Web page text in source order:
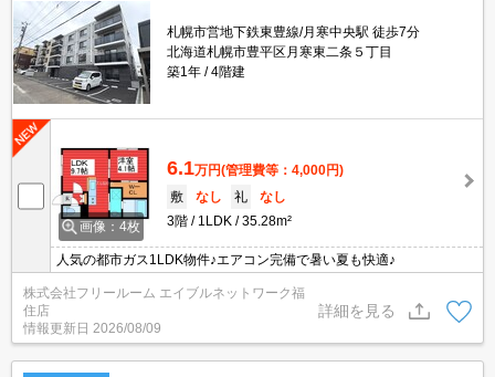
札幌市営地下鉄東豊線/月寒中央駅 徒歩7分
北海道札幌市豊平区月寒東二条５丁目
築1年
4階建
画像：4枚
6.1万円(管理費等：4,000円)
敷
なし 礼
なし
3階
1LDK 35.28m²
人気の都市ガス1LDK物件♪エアコン完備で暑い夏も快適♪
株式会社フリールーム エイブルネットワーク福
住店
情報更新日 2026/08/09
詳細を見る